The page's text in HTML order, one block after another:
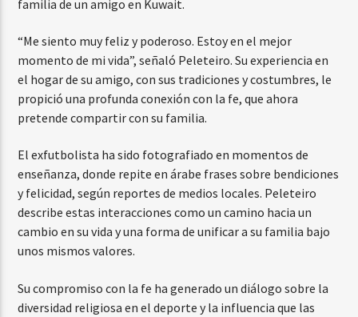
familia de un amigo en Kuwait.
“Me siento muy feliz y poderoso. Estoy en el mejor
momento de mi vida”, señaló Peleteiro. Su experiencia en
el hogar de su amigo, con sus tradiciones y costumbres, le
propició una profunda conexión con la fe, que ahora
pretende compartir con su familia.
El exfutbolista ha sido fotografiado en momentos de
enseñanza, donde repite en árabe frases sobre bendiciones
y felicidad, según reportes de medios locales. Peleteiro
describe estas interacciones como un camino hacia un
cambio en su vida y una forma de unificar a su familia bajo
unos mismos valores.
Su compromiso con la fe ha generado un diálogo sobre la
diversidad religiosa en el deporte y la influencia que las